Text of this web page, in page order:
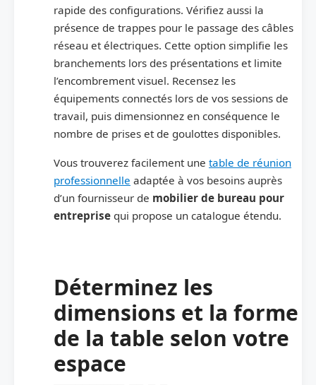
rapide des configurations. Vérifiez aussi la
présence de trappes pour le passage des câbles
réseau et électriques. Cette option simplifie les
branchements lors des présentations et limite
l’encombrement visuel. Recensez les
équipements connectés lors de vos sessions de
travail, puis dimensionnez en conséquence le
nombre de prises et de goulottes disponibles.
Vous trouverez facilement une table de réunion
professionnelle adaptée à vos besoins auprès
d’un fournisseur de mobilier de bureau pour
entreprise qui propose un catalogue étendu.
Déterminez les
dimensions et la forme
de la table selon votre
espace